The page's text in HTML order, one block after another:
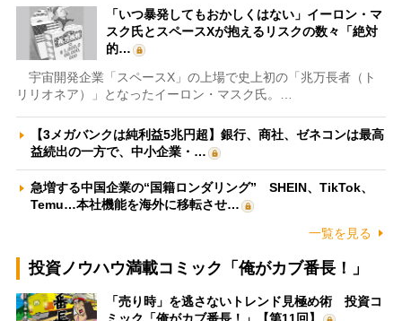
「いつ暴発してもおかしくはない」イーロン・マ
スク氏とスペースXが抱えるリスクの数々「絶対
的…
宇宙開発企業「スペースX」の上場で史上初の「兆万長者（ト
リリオネア）」となったイーロン・マスク氏。…
【3メガバンクは純利益5兆円超】銀行、商社、ゼネコンは最高
益続出の一方で、中小企業・…
急増する中国企業の“国籍ロンダリング” SHEIN、TikTok、
Temu…本社機能を海外に移転させ…
一覧を見る
投資ノウハウ満載コミック「俺がカブ番長！」
「売り時」を逃さないトレンド見極め術 投資コ